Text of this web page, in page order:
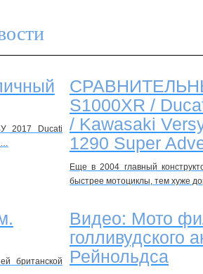
2017 Ducati
S1000XR /
/ Kawasaki
1290 Super
Еще в 2004 главный
быстрее мотоциклы, тем хуже
британской
Видео: Мото
голливудского
Рейнольдса